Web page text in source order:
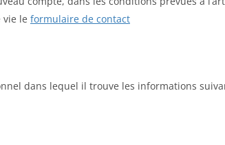
vie le formulaire de contact
dans lequel il trouve les informations